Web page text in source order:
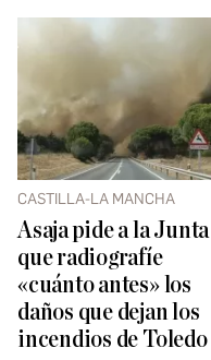
CASTILLA-LA MANCHA
Asaja pide a la Junta
que radiografíe
«cuánto antes» los
daños que dejan los
incendios de Toledo